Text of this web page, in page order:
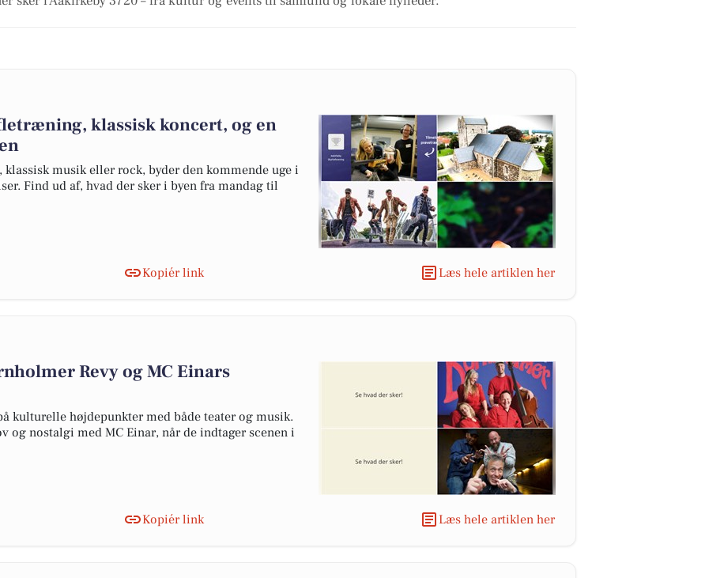
klassisk koncert, og en
musik eller rock, byder den kommende uge i
Find ud af, hvad der sker i byen fra mandag til
Kopiér link Læs hele artiklen her
Revy og MC Einars
kulturelle højdepunkter med både teater og musik.
og nostalgi med MC Einar, når de indtager scenen i
Kopiér link Læs hele artiklen her